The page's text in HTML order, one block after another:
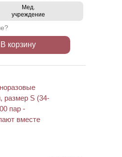
Мед.
учреждение
В корзину